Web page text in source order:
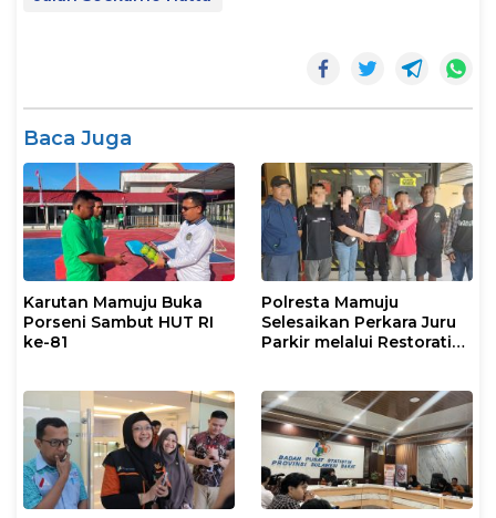
Baca Juga
Karutan Mamuju Buka
Porseni Sambut HUT RI
ke-81
Polresta Mamuju
Selesaikan Perkara Juru
Parkir melalui Restorative